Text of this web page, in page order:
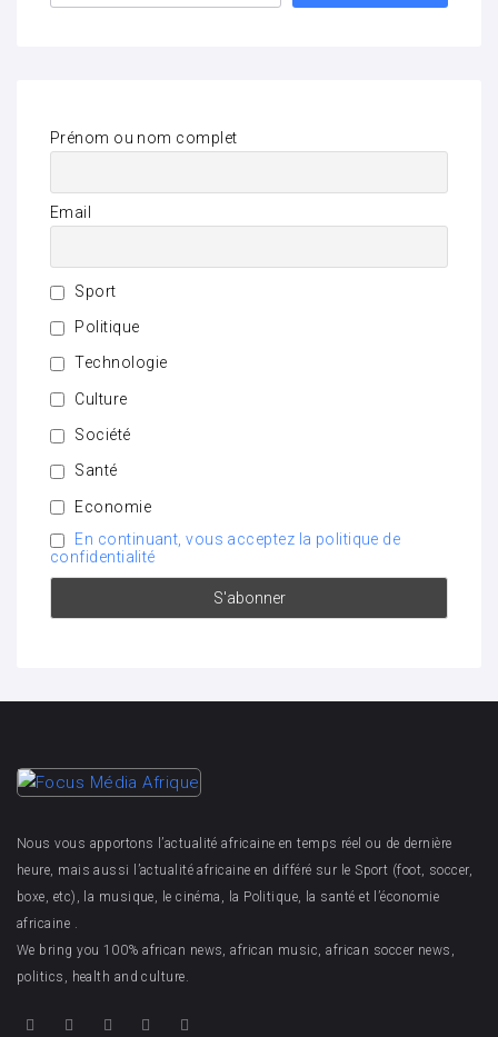
Prénom ou nom complet
Email
Sport
Politique
Technologie
Culture
Société
Santé
Economie
En continuant, vous acceptez la politique de
confidentialité
Nous vous apportons l’actualité africaine en temps réel ou de dernière
heure, mais aussi l’actualité africaine en différé sur le Sport (foot, soccer,
boxe, etc), la musique, le cinéma, la Politique, la santé et l’économie
africaine .
We bring you 100% african news, african music, african soccer news,
politics, health and culture.